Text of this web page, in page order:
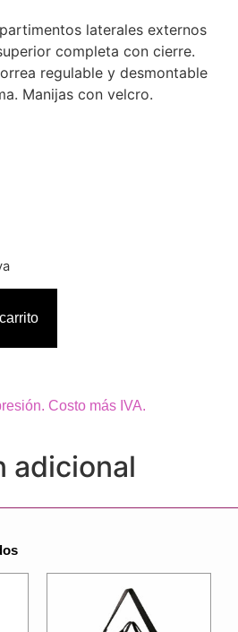
laterales externos
completa con cierre.
regulable y desmontable
Manijas con velcro.
Costo más IVA.
adicional